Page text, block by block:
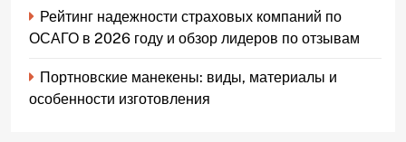
Рейтинг надежности страховых компаний по
ОСАГО в 2026 году и обзор лидеров по отзывам
Портновские манекены: виды, материалы и
особенности изготовления